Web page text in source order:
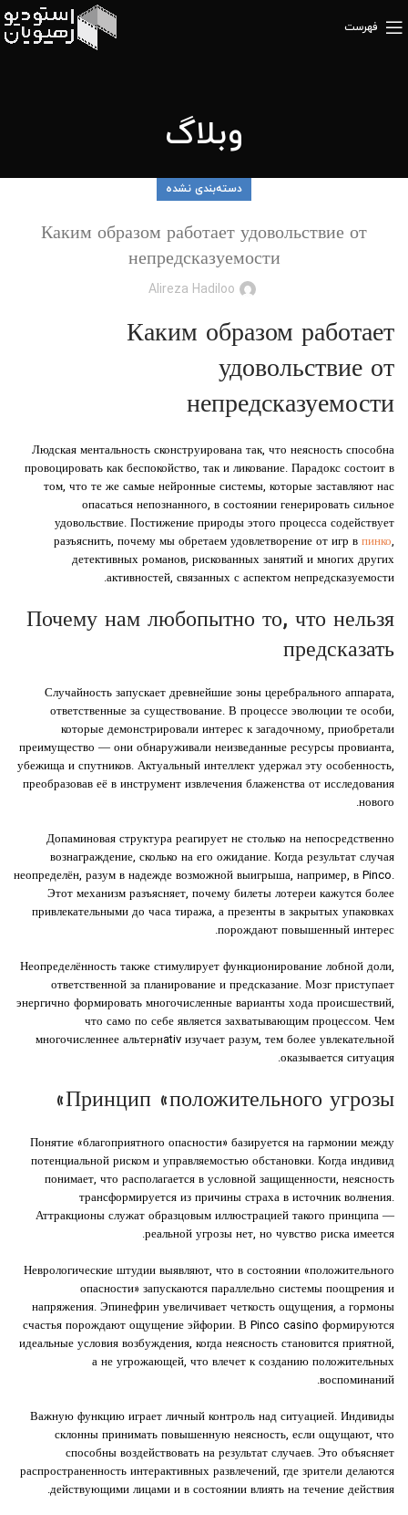
فهرست
وبلاگ
دسته‌بندی نشده
Каким образом работает удовольствие от
непредсказуемости
Alireza Hadiloo
Каким образом работает
удовольствие от
непредсказуемости
Людская ментальность сконструирована так, что неясность способна
провоцировать как беспокойство, так и ликование. Парадокс состоит в
том, что те же самые нейронные системы, которые заставляют нас
опасаться непознанного, в состоянии генерировать сильное
удовольствие. Постижение природы этого процесса содействует
разъяснить, почему мы обретаем удовлетворение от игр в пинко,
детективных романов, рискованных занятий и многих других
активностей, связанных с аспектом непредсказуемости.
Почему нам любопытно то, что нельзя
предсказать
Случайность запускает древнейшие зоны церебрального аппарата,
ответственные за существование. В процессе эволюции те особи,
которые демонстрировали интерес к загадочному, приобретали
преимущество — они обнаруживали неизведанные ресурсы провианта,
убежища и спутников. Актуальный интеллект удержал эту особенность,
преобразовав её в инструмент извлечения блаженства от исследования
нового.
Допаминовая структура реагирует не столько на непосредственно
вознаграждение, сколько на его ожидание. Когда результат случая
неопределён, разум в надежде возможной выигрыша, например, в Pinco.
Этот механизм разъясняет, почему билеты лотереи кажутся более
привлекательными до часа тиража, а презенты в закрытых упаковках
порождают повышенный интерес.
Неопределённость также стимулирует функционирование лобной доли,
ответственной за планирование и предсказание. Мозг приступает
энергично формировать многочисленные варианты хода происшествий,
что само по себе является захватывающим процессом. Чем
многочисленнее альтернativ изучает разум, тем более увлекательной
оказывается ситуация.
Принцип «положительного угрозы»
Понятие «благоприятного опасности» базируется на гармонии между
потенциальной риском и управляемостью обстановки. Когда индивид
понимает, что располагается в условной защищенности, неясность
трансформируется из причины страха в источник волнения.
Аттракционы служат образцовым иллюстрацией такого принципа —
реальной угрозы нет, но чувство риска имеется.
Неврологические штудии выявляют, что в состоянии «положительного
опасности» запускаются параллельно системы поощрения и
напряжения. Эпинефрин увеличивает четкость ощущения, а гормоны
счастья порождают ощущение эйфории. В Pinco casino формируются
идеальные условия возбуждения, когда неясность становится приятной,
а не угрожающей, что влечет к созданию положительных
воспоминаний.
Важную функцию играет личный контроль над ситуацией. Индивиды
склонны принимать повышенную неясность, если ощущают, что
способны воздействовать на результат случаев. Это объясняет
распространенность интерактивных развлечений, где зрители делаются
действующими лицами и в состоянии влиять на течение действия.